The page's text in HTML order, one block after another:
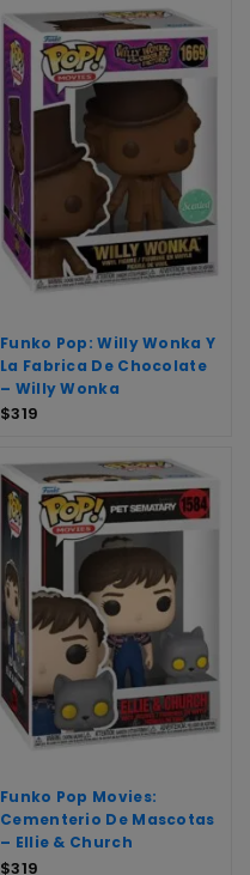
Funko Pop: Willy Wonka Y
La Fabrica De Chocolate
– Willy Wonka
$319
Funko Pop Movies:
Cementerio De Mascotas
– Ellie & Church
$319